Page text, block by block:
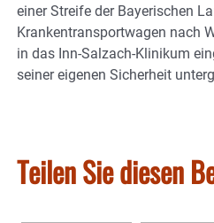
einer Streife der Bayerischen
Krankentransportwagen nach
in das Inn-Salzach-Klinikum
seiner eigenen Sicherheit
Teilen Sie diesen